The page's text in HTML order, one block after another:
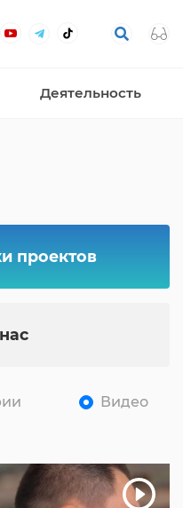
Деятельность
проектов
Видео